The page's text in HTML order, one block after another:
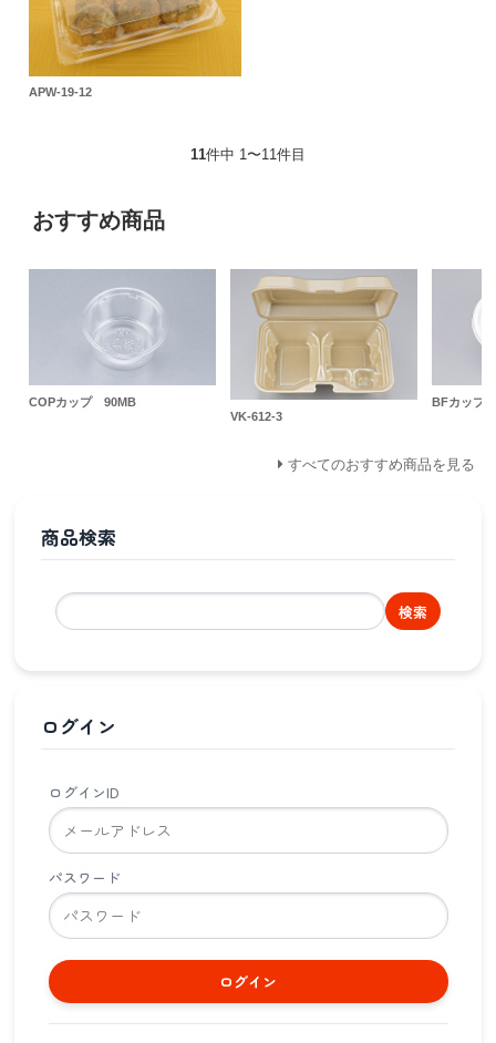
APW-19-12
11件中 1〜11件目
おすすめ商品
COPカップ 90MB
VK-612-3
BFカップ
すべてのおすすめ商品を見る
商品検索
検索
ログイン
ログインID
パスワード
ログイン